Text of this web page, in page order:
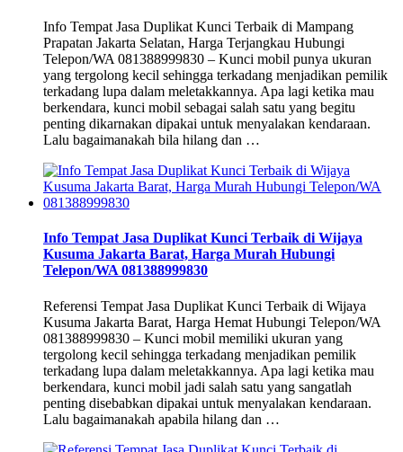
Info Tempat Jasa Duplikat Kunci Terbaik di Mampang
Prapatan Jakarta Selatan, Harga Terjangkau Hubungi
Telepon/WA 081388999830 – Kunci mobil punya ukuran
yang tergolong kecil sehingga terkadang menjadikan pemilik
terkadang lupa dalam meletakkannya. Apa lagi ketika mau
berkendara, kunci mobil sebagai salah satu yang begitu
penting dikarnakan dipakai untuk menyalakan kendaraan.
Lalu bagaimanakah bila hilang dan …
Info Tempat Jasa Duplikat Kunci Terbaik di Wijaya
Kusuma Jakarta Barat, Harga Murah Hubungi
Telepon/WA 081388999830
Referensi Tempat Jasa Duplikat Kunci Terbaik di Wijaya
Kusuma Jakarta Barat, Harga Hemat Hubungi Telepon/WA
081388999830 – Kunci mobil memiliki ukuran yang
tergolong kecil sehingga terkadang menjadikan pemilik
terkadang lupa dalam meletakkannya. Apa lagi ketika mau
berkendara, kunci mobil jadi salah satu yang sangatlah
penting disebabkan dipakai untuk menyalakan kendaraan.
Lalu bagaimanakah apabila hilang dan …